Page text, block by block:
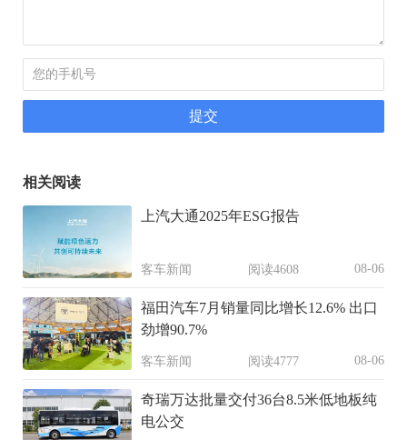
相关阅读
上汽大通2025年ESG报告
客车新闻 阅读4608 08-06
福田汽车7月销量同比增长12.6% 出口
劲增90.7%
客车新闻 阅读4777 08-06
奇瑞万达批量交付36台8.5米低地板纯
电公交